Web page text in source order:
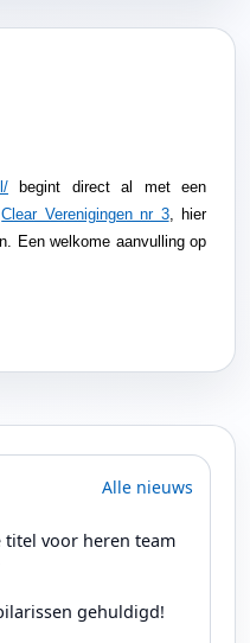
begint direct al met een
Clear Verenigingen nr 3, hier
Een welkome aanvulling op
Alle nieuws
titel voor heren team
gehuldigd!